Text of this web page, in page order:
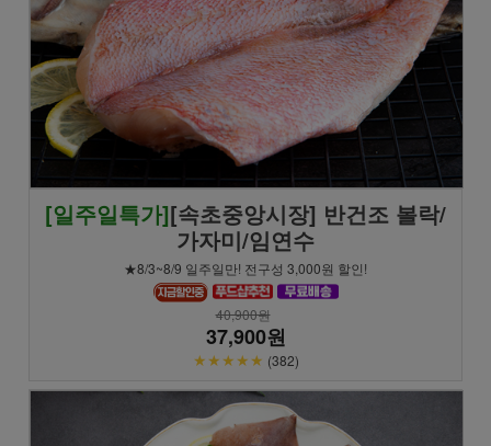
[일주일특가][속초중앙시장] 반건조 볼락/
가자미/임연수
★8/3~8/9 일주일만! 전구성 3,000원 할인!
40,900원
37,900원
★★★★★ (382)